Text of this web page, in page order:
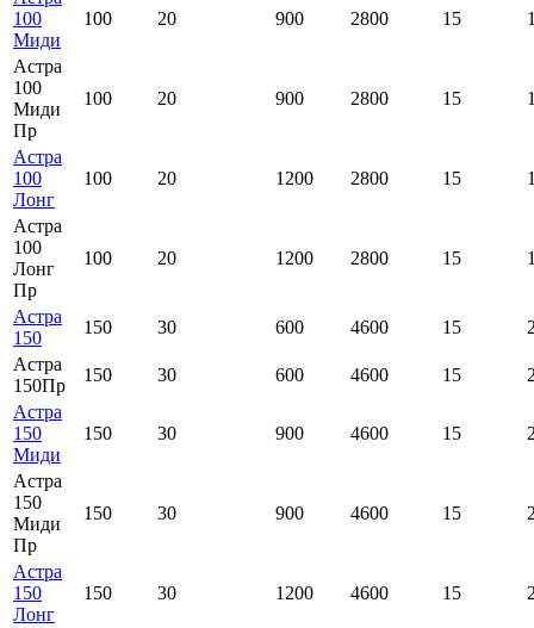
100
Миди
100 20 900 2800 15
Астра
100
Миди
Пр
100 20 900 2800 15
Астра
100
Лонг
100 20 1200 2800 15
Астра
100
Лонг
Пр
100 20 1200 2800 15
Астра
150
150 30 600 4600 15
Астра
150Пр
150 30 600 4600 15
Астра
150
Миди
150 30 900 4600 15
Астра
150
Миди
Пр
150 30 900 4600 15
Астра
150
Лонг
150 30 1200 4600 15